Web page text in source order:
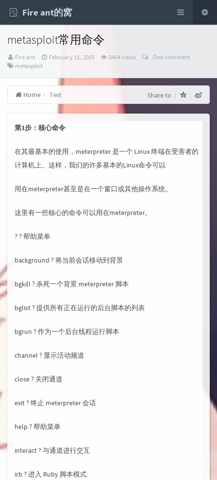
Fire ant的窝
metasploit常用命令
Author：
Fire ant
发
February 11, 2015 3464 views
One comment
Categories：
metasploit
Home Text Share to：
第1步：核心命令
在其最基本的使用，meterpreter 是一个 Linux 终端在受害者的
计算机上。这样，我们的许多基本的Linux命令可以
用在meterpreter甚至是在一个窗口或其他操作系统。
这里有一些核心的命令可以用在meterpreter。
? ? 帮助菜单
background ? 将当前会话移动到背景
bgkill ? 杀死一个背景 meterpreter 脚本
bglist ? 提供所有正在运行的后台脚本的列表
bgrun ? 作为一个后台线程运行脚本
channel ? 显示活动频道
close ? 关闭通道
exit ? 终止 meterpreter 会话
help ? 帮助菜单
interact ? 与通道进行交互
irb ? 进入 Ruby 脚本模式